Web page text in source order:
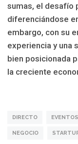
sumas, el desafío
diferenciándose
embargo, con su
experiencia y una
bien posicionada
la creciente
DIRECTO EVENTOS
NEGOCIO